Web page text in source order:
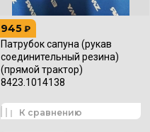
945 ₽
Патрубок сапуна (рукав
соединительный резина)
(прямой трактор)
8423.1014138
К сравнению